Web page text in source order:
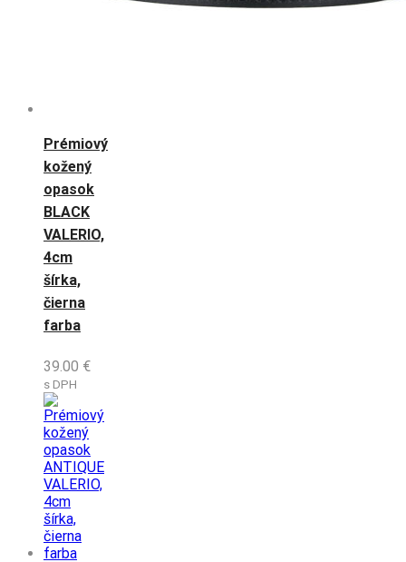
Prémiový
kožený
opasok
BLACK
VALERIO,
4cm
šírka,
čierna
farba
39.00 €
s DPH